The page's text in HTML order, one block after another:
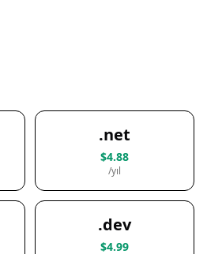
.net
$4.88
/yıl
.dev
$4.99